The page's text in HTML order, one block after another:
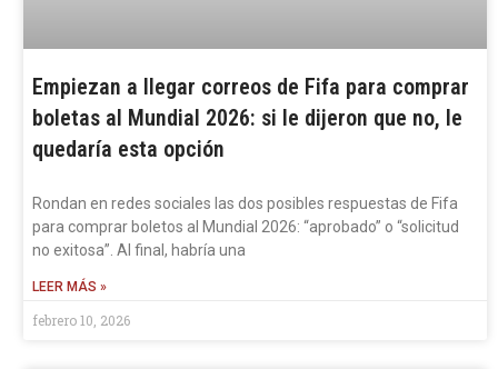
Empiezan a llegar correos de Fifa para comprar
boletas al Mundial 2026: si le dijeron que no, le
quedaría esta opción
Rondan en redes sociales las dos posibles respuestas de Fifa
para comprar boletos al Mundial 2026: “aprobado” o “solicitud
no exitosa”. Al final, habría una
LEER MÁS »
febrero 10, 2026